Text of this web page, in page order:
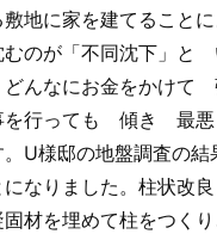
地に家を建てること
むのが「不同沈下」と
んなにお金をかけて
を行っても 傾き 最
U様邸の地盤調査の
なりました。柱状改
材を埋めて柱をつく